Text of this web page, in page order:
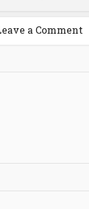
a Comment